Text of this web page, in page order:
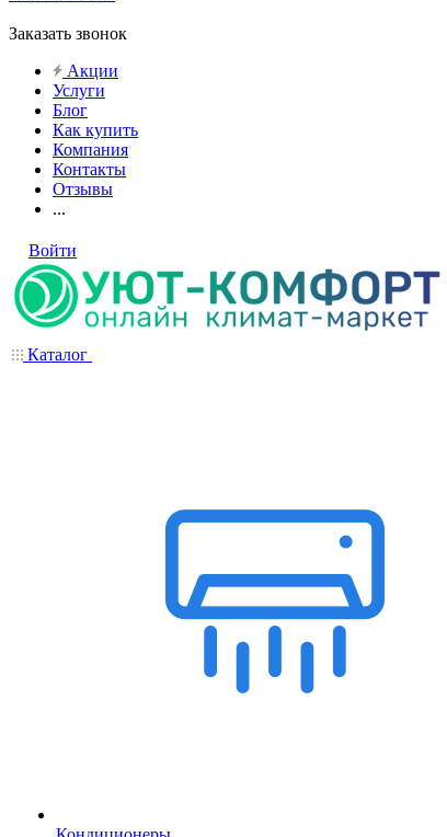
Заказать звонок
Акции
Услуги
Блог
Как купить
Компания
Контакты
Отзывы
...
Войти
Каталог